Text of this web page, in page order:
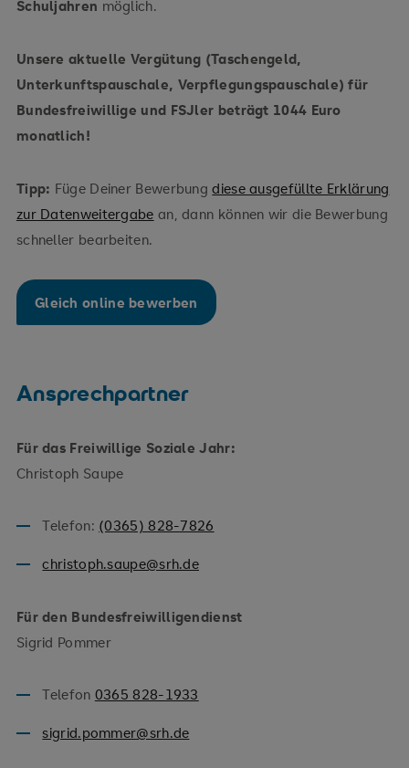
Schuljahren möglich.
Unsere aktuelle Vergütung (Taschengeld,
Unterkunftspauschale, Verpflegungspauschale) für
Bundesfreiwillige und FSJler beträgt 1044 Euro
monatlich!
Tipp: Füge Deiner Bewerbungdiese ausgefüllte Erklärung
zur Datenweitergabe an, dann können wir die Bewerbung
schneller bearbeiten.
Gleich online bewerben
Ansprechpartner
Für das Freiwillige Soziale Jahr:
Christoph Saupe
Telefon: (0365) 828-7826
christoph.saupe@srh.de
Für den Bundesfreiwilligendienst
Sigrid Pommer
Telefon 0365 828-1933
sigrid.pommer@srh.de